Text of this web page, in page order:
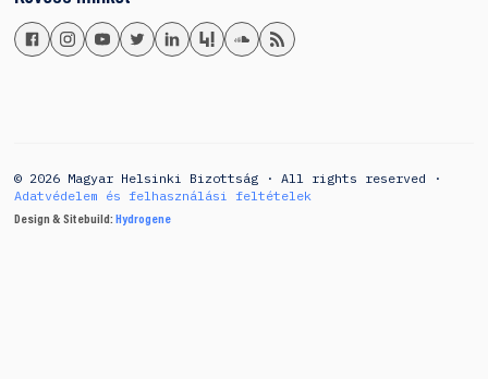
© 2026 Magyar Helsinki Bizottság · All rights reserved ·
Adatvédelem és felhasználási feltételek
Design & Sitebuild: Hydrogene